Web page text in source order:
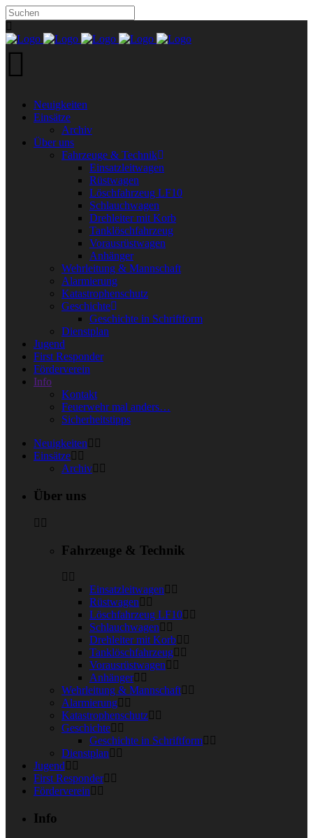
Neuigkeiten
Einsätze
Archiv
Über uns
Fahrzeuge & Technik
Einsatzleitwagen
Rüstwagen
Löschfahrzeug LF10
Schlauchwagen
Drehleiter mit Korb
Tanklöschfahrzeug
Vorausrüstwagen
Anhänger
Wehrleitung & Mannschaft
Alarmierung
Katastrophenschutz
Geschichte
Geschichte in Schriftform
Dienstplan
Jugend
First Responder
Förderverein
Info
Kontakt
Feuerwehr mal anders…
Sicherheitstipps
Neuigkeiten
Einsätze
Archiv
Über uns
Fahrzeuge & Technik
Einsatzleitwagen
Rüstwagen
Löschfahrzeug LF10
Schlauchwagen
Drehleiter mit Korb
Tanklöschfahrzeug
Vorausrüstwagen
Anhänger
Wehrleitung & Mannschaft
Alarmierung
Katastrophenschutz
Geschichte
Geschichte in Schriftform
Dienstplan
Jugend
First Responder
Förderverein
Info